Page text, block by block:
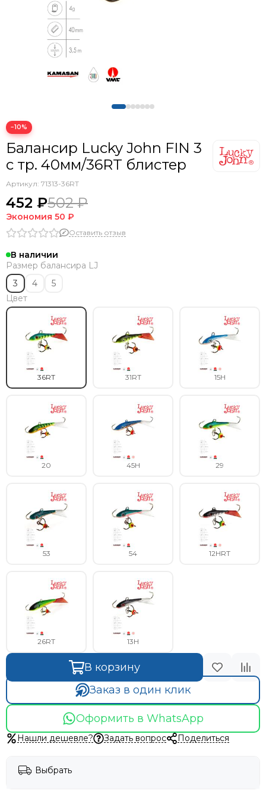
−10%
Балансир Lucky John FIN 3
с тр. 40мм/36RT блистер
Артикул: 71313-36RT
452 ₽502 ₽
Экономия 50 ₽
Оставить отзыв
В наличии
Размер балансира LJ
3
4
5
Цвет
36RT 31RT 15H
20 45H 29
53 54 12HRT
26RT 13H
В корзину
Заказ в один клик
Оформить в WhatsApp
Нашли дешевле? Задать вопрос Поделиться
Выбрать